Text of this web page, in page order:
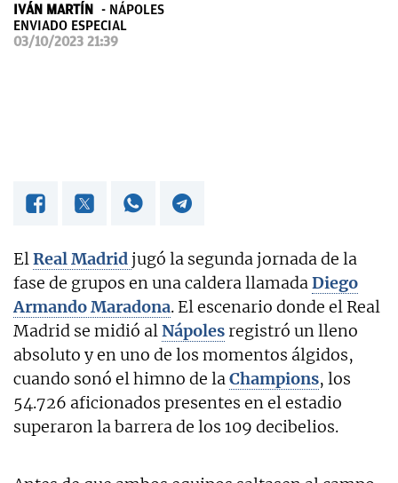
IVÁN MARTÍN
NÁPOLES
ENVIADO ESPECIAL
03/10/2023 21:39
ElReal Madridjugó la segunda jornada de la
fase de grupos en una caldera llamadaDiego
Armando Maradona. El escenario donde el Real
Madrid se midió alNápolesregistró un lleno
absoluto y en uno de los momentos álgidos,
cuando sonó el himno de laChampions, los
54.726 aficionados presentes en el estadio
superaron la barrera de los 109 decibelios.